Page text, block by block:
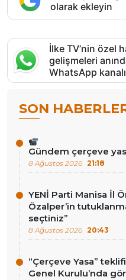
olarak ekleyin
İlke TV’nin özel
gelişmeleri
WhatsApp
SON
Gündem çerçeve
8 Ağustos 2026 21:18
YENİ Parti Manisa İl
Özalper’in
seçtiniz”
8 Ağustos 2026 20:43
“Çerçeve Yasa”
Genel Kurulu’nda